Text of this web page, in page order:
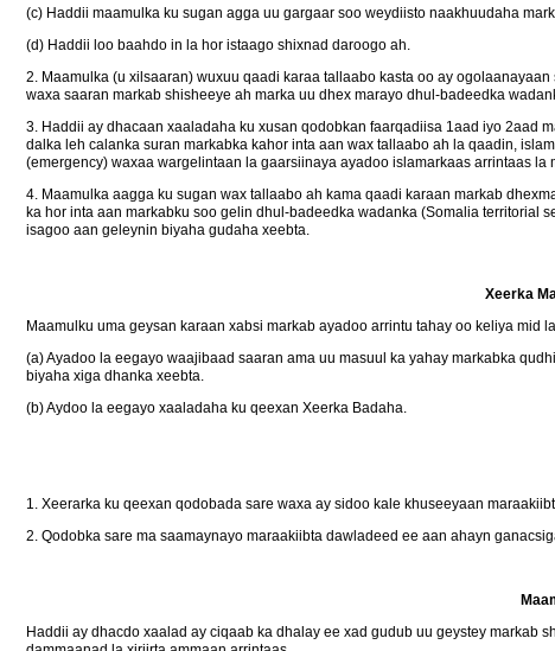
(c) Haddii maamulka ku sugan agga uu gargaar soo weydiisto naakhuudaha
(d) Haddii loo baahdo in la hor istaago shixnad daroogo ah.
2. Maamulka (u xilsaaran) wuxuu qaadi karaa tallaabo kasta oo ay
waxa saaran markab shisheeye ah marka uu dhex marayo dhul-badeedka
3. Haddii ay dhacaan xaaladaha ku xusan qodobkan faarqadiisa 1aad iyo 2aad
dalka leh calanka suran markabka kahor inta aan wax tallaabo ah la qaadin,
(emergency) waxaa wargelintaan la gaarsiinaya ayadoo islamarkaas arrintaas la
4. Maamulka aagga ku sugan wax tallaabo ah kama qaadi karaan markab
ka hor inta aan markabku soo gelin dhul-badeedka wadanka (Somalia territorial
isagoo aan geleynin biyaha gudaha xeebta.
Xeerka
Maamulku uma geysan karaan xabsi markab ayadoo arrintu tahay oo keliya mid
(a) Ayadoo la eegayo waajibaad saaran ama uu masuul ka yahay markabka
biyaha xiga dhanka xeebta.
(b) Aydoo la eegayo xaaladaha ku qeexan Xeerka Badaha.
1. Xeerarka ku qeexan qodobada sare waxa ay sidoo kale khuseeyaan
2. Qodobka sare ma saamaynayo maraakiibta dawladeed ee aan ahayn
Haddii ay dhacdo xaalad ay ciqaab ka dhalay ee xad gudub uu geystey markab